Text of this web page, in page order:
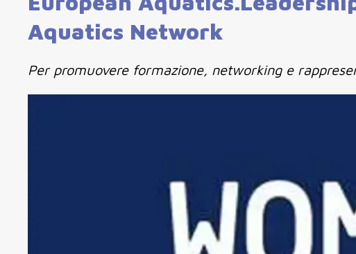
Aquatics Network
Per promuovere formazione, networking e